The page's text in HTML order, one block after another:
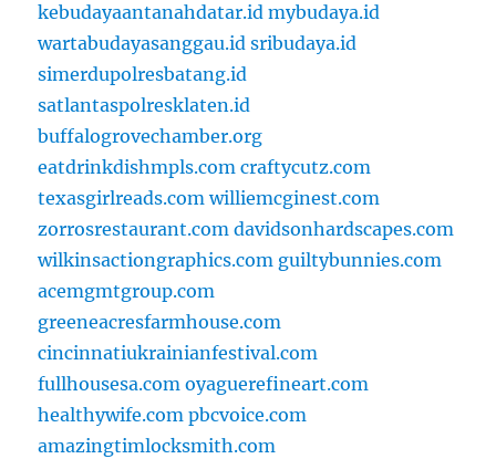
kebudayaantanahdatar.id mybudaya.id
wartabudayasanggau.id sribudaya.id
simerdupolresbatang.id
satlantaspolresklaten.id
buffalogrovechamber.org
eatdrinkdishmpls.com craftycutz.com
texasgirlreads.com williemcginest.com
zorrosrestaurant.com davidsonhardscapes.com
wilkinsactiongraphics.com guiltybunnies.com
acemgmtgroup.com
greeneacresfarmhouse.com
cincinnatiukrainianfestival.com
fullhousesa.com oyaguerefineart.com
healthywife.com pbcvoice.com
amazingtimlocksmith.com